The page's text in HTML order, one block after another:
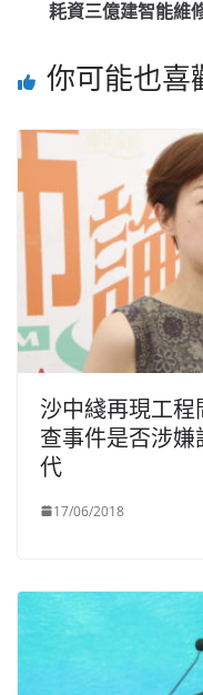
耗資三億建智能維
你可能也喜
沙中綫再現工
查事件是否涉
代
17/06/2018